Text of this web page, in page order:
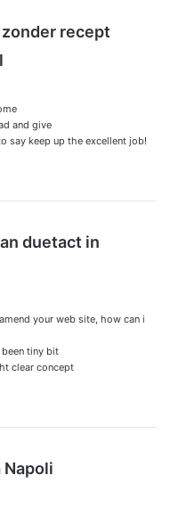
recept
: and give
say keep up the excellent job!
duetact in
your web site, how can i
tiny bit
clear concept